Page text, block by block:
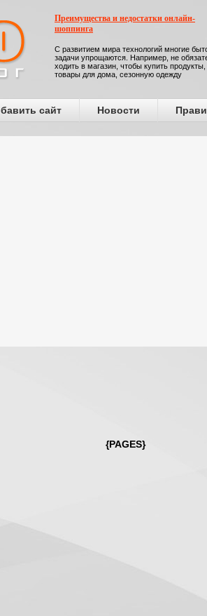
Преимущества и недостатки онлайн-
шоппинга
С развитием мира технологий многие
задачи упрощаются. Например, не
ходить в магазин, чтобы купить продукты,
товары для дома, сезонную одежду
сайт Новости
{PAGES}